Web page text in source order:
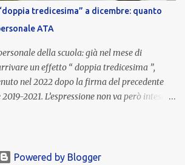
di valutazione e trasmesso i dati a NoiPA,
liquidazione automatica in busta paga . Gli
medio lordo riconosciuto è di 6....
tredicesima” a dicembre: quanto
ATA
della scuola: già nel mese di
un effetto “ doppia tredicesima ”,
nel 2022 dopo la firma del precedente
2021. L’espressione non va però intesa in
che, pur non raggiungendo l’importo
Powered by Blogger